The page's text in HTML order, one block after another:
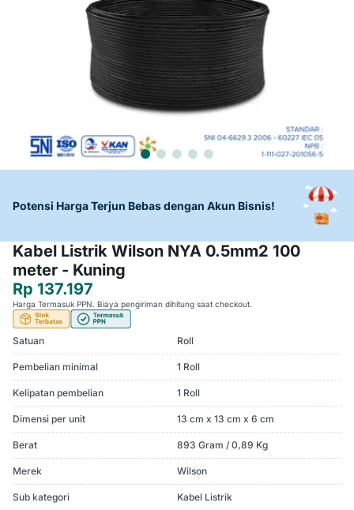
Potensi Harga Terjun Bebas dengan Akun Bisnis!
Kabel Listrik Wilson NYA 0.5mm2 100
meter - Kuning
Rp 137.197
Harga Termasuk PPN. Biaya pengiriman dihitung saat checkout.
Satuan Roll
Pembelian minimal 1 Roll
Kelipatan pembelian 1 Roll
Dimensi per unit 13 cm x 13 cm x 6 cm
Berat 893 Gram / 0,89 Kg
Merek Wilson
Sub kategori
Kabel Listrik